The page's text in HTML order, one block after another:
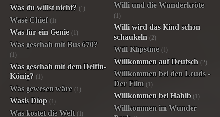
Was du willst nicht? (1)
Wasé Chief (1)
Was für ein Genie (1)
Was geschah mit Bus 670?
(1)
Was geschah mit dem Delfin-
König? (1)
Was gewesen wäre (1)
Wasis Diop (1)
Was kostet die Welt (1)
Willi und die Wunderkröte
(1)
Willi wird das Kind schon
schaukeln (2)
Will Klipstine (1)
Willkommen auf Deutsch (2)
Willkommen bei den Louds -
Der Film (1)
Willkommen bei Habib (1)
Willkommen im Wunder